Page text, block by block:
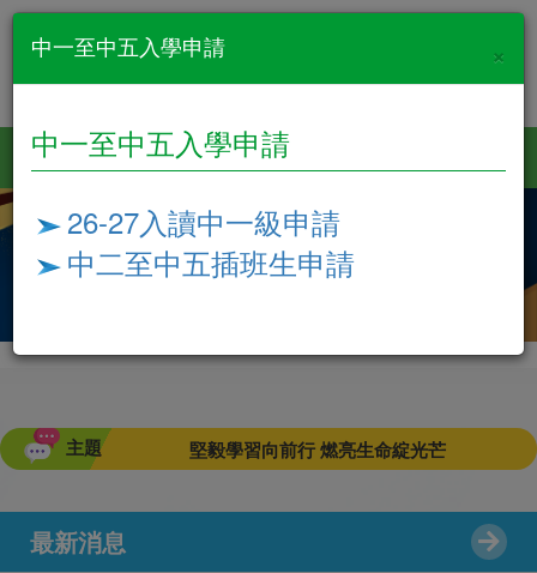
主題 堅毅學習向前行 燃亮生命綻光芒
最新消息
中一至中五入學申請 ×
中一至中五入學申請
26-27入讀中一級申請
中二至中五插班生申請